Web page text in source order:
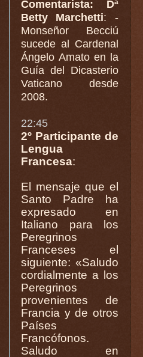
Comentarista: Dª
Betty Marchetti: -
Monseñor Becciú
sucede al Cardenal
Ángelo Amato en la
Guía del Dicasterio
Vaticano desde
2008.
22:45
2º Participante de
Lengua
Francesa:
El mensaje que el
Santo Padre ha
expresado en
Italiano para los
Peregrinos
Franceses el
siguiente: «Saludo
cordialmente a los
Peregrinos
provenientes de
Francia y de otros
Países
Francófonos.
Saludo en